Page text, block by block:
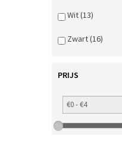
Wit (13)
Zwart (16)
PRIJS